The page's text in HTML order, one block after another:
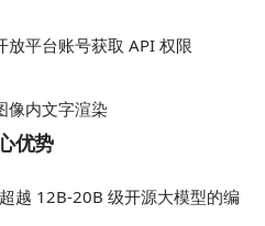
放平台账号获取 API 权限
像内文字渲染
优势
越 12B-20B 级开源大模型的编